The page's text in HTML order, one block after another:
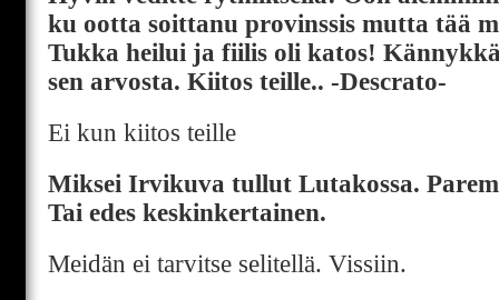
ku ootta soittanu provinssis mutta tää
Tukka heilui ja fiilis oli katos!
sen arvosta. Kiitos teille.. -Descrato-
Ei kun kiitos teille
Miksei Irvikuva tullut Lutakossa.
Tai edes keskinkertainen.
Meidän ei tarvitse selitellä. Vissiin.